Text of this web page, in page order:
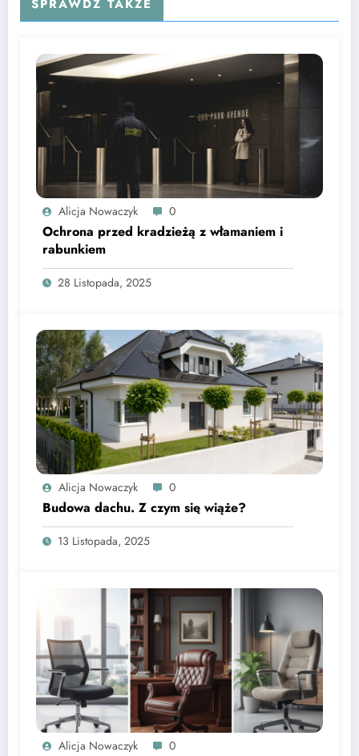
SPRAWDŹ TAKŻE
Alicja Nowaczyk 0
Ochrona przed kradzieżą z włamaniem i
rabunkiem
28 Listopada, 2025
Alicja Nowaczyk 0
Budowa dachu. Z czym się wiąże?
13 Listopada, 2025
Alicja Nowaczyk 0